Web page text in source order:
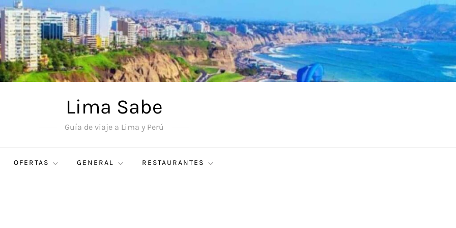
Lima Sabe
Guía de viaje a Lima y Perú
OFERTAS GENERAL RESTAURANTES